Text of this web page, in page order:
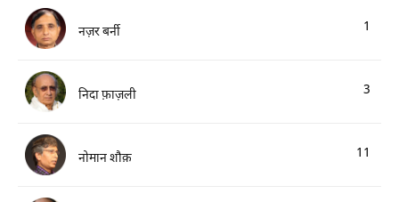
नज़र बर्नी 1
निदा फ़ाज़ली 3
नोमान शौक़ 11